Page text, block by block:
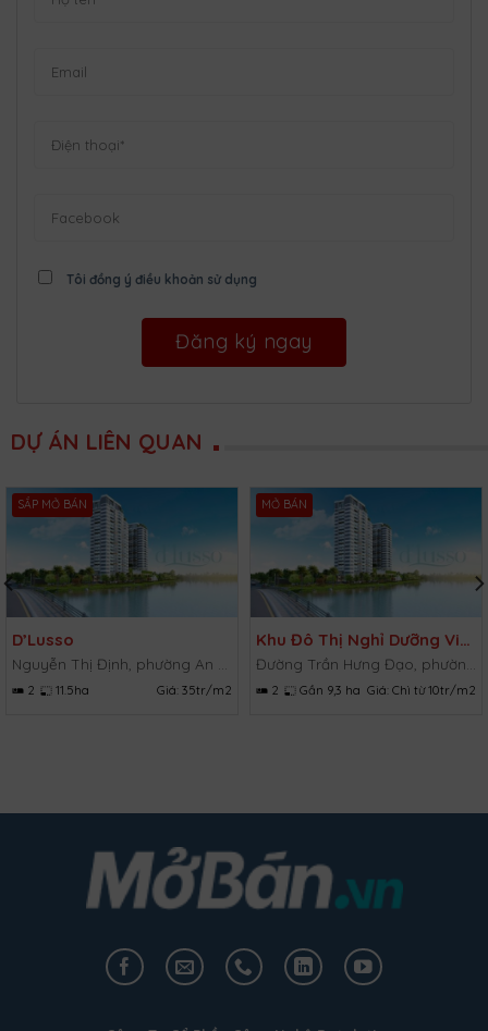
Tôi đồng ý điều khoản sử dụng
DỰ ÁN LIÊN QUAN
SẮP MỞ BÁN
D’Lusso
Nguyễn Thị Định, phường An Phú, Quận 2, TP.HCM
2 11.5ha Giá: 35tr/m2
MỞ BÁN
Khu Đô Thị Nghỉ Dưỡng Vietpearl City
Đường Trần Hưng Đạo, phường Lạc Đạo, huyện Phan Thiết, Bình Thuận
2 Gần 9,3 ha Giá: Chì từ 10tr/m2